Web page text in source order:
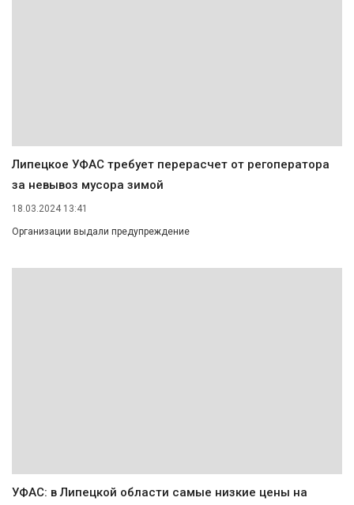
Липецкое УФАС требует перерасчет от регоператора
за невывоз мусора зимой
18.03.2024 13:41
Организации выдали предупреждение
УФАС: в Липецкой области самые низкие цены на